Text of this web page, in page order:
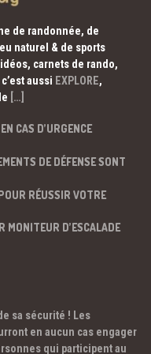
de randonnée, de
naturel & de sports
carnets de rando,
aussi EXPLORE,
[…]
CAS D’URGENCE
DE DÉFENSE SONT
RÉUSSIR VOTRE
MONITEUR D’ESCALADE
sa sécurité ! Les
en aucun cas engager
qui participent au